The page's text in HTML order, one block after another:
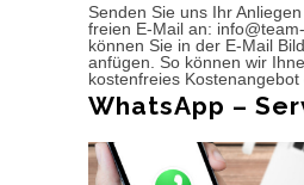
Senden Sie uns Ihr
freien E-Mail an:
können Sie in der E-Mail
anfügen. So können wir
kostenfreies Kostenangebot
WhatsApp –